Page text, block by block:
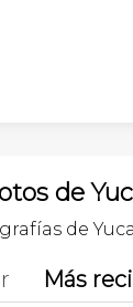
de
de
Más